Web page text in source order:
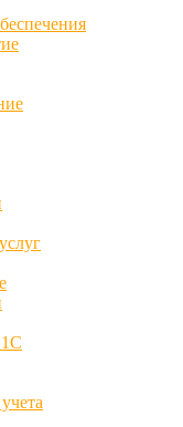
1С